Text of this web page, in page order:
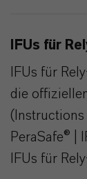
IFUs für
IFUs für
die
(Instructions
PeraSafe® |
IFUs für